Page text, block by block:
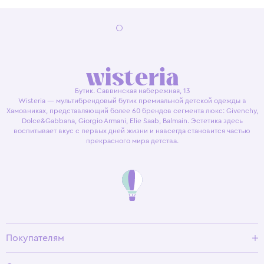
Бутик. Саввинская набережная, 13
Wisteria — мультибрендовый бутик премиальной детской одежды в
Хамовниках, представляющий более 60 брендов сегмента люкс: Givenchy,
Dolce&Gabbana, Giorgio Armani, Elie Saab, Balmain. Эстетика здесь
воспитывает вкус с первых дней жизни и навсегда становится частью
прекрасного мира детства.
Покупателям